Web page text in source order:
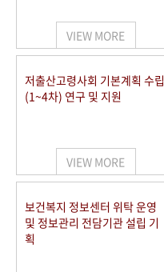
VIEW MORE
저출산고령사회 기본계획 수립
(1~4차) 연구 및 지원
VIEW MORE
보건복지 정보센터 위탁 운영
및 정보관리 전담기관 설립 기
획